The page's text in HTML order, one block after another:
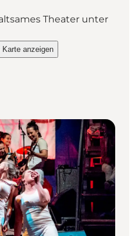
Theater unter
(Schlosshof)"
Karte anzeigen
Slotsgården (Schlosshof)